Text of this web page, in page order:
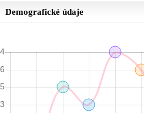
Demografické údaje